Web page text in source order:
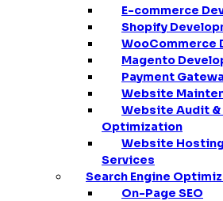
E-commerce
Shopify
WooCommerce
Magento
Payment
Website
Website Audit &
Optimization
Website
Services
Search Engine
On-Page SEO